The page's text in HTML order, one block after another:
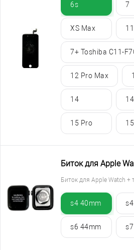
6s 7
XS Max 11
7+ Toshiba C11-
12 Pro Max
14
15 Pro
Биток для Apple
Биток для Apple Watch +
s4 40mm
s6 44mm